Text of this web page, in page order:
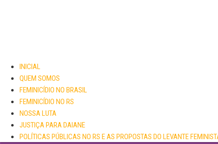
INICIAL
QUEM SOMOS
FEMINICÍDIO NO BRASIL
FEMINICÍDIO NO RS
NOSSA LUTA
JUSTIÇA PARA DAIANE
POLÍTICAS PÚBLICAS NO RS E AS PROPOSTAS DO LEVANTE